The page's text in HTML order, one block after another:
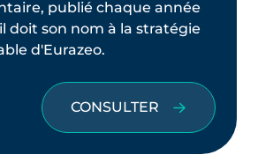
publié chaque année
doit son nom à la stratégie
d'Eurazeo.
CONSULTER